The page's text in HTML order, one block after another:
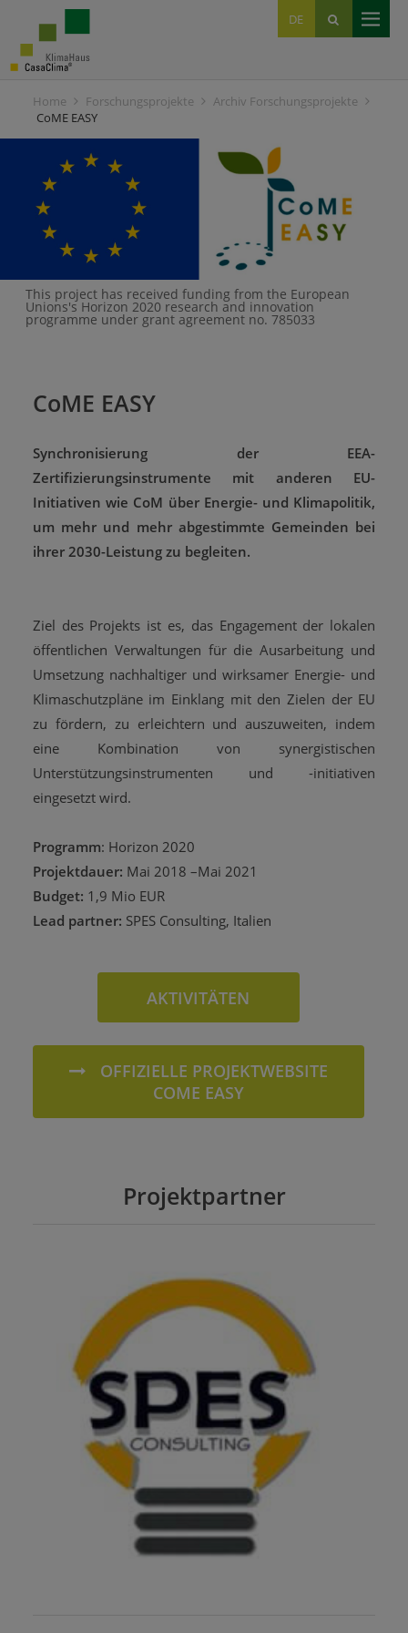
DE
IT
EN
Home Forschungsprojekte
Archiv Forschungsprojekte
CoME EASY
This project has received funding from the European
Unions's Horizon 2020 research and innovation
programme under grant agreement no. 785033
CoME EASY
Synchronisierung der EEA-
Zertifizierungsinstrumente mit anderen EU-
Initiativen wie CoM über Energie- und Klimapolitik,
um mehr und mehr abgestimmte Gemeinden bei
ihrer 2030-Leistung zu begleiten.
Ziel des Projekts ist es, das Engagement der lokalen
öffentlichen Verwaltungen für die Ausarbeitung und
Umsetzung nachhaltiger und wirksamer Energie- und
Klimaschutzpläne im Einklang mit den Zielen der EU
zu fördern, zu erleichtern und auszuweiten, indem
eine Kombination von synergistischen
Unterstützungsinstrumenten und -initiativen
eingesetzt wird.
Programm: Horizon 2020
Projektdauer: Mai 2018 –Mai 2021
Budget: 1,9 Mio EUR
Lead partner: SPES Consulting, Italien
AKTIVITÄTEN
OFFIZIELLE PROJEKTWEBSITE
COME EASY
Projektpartner